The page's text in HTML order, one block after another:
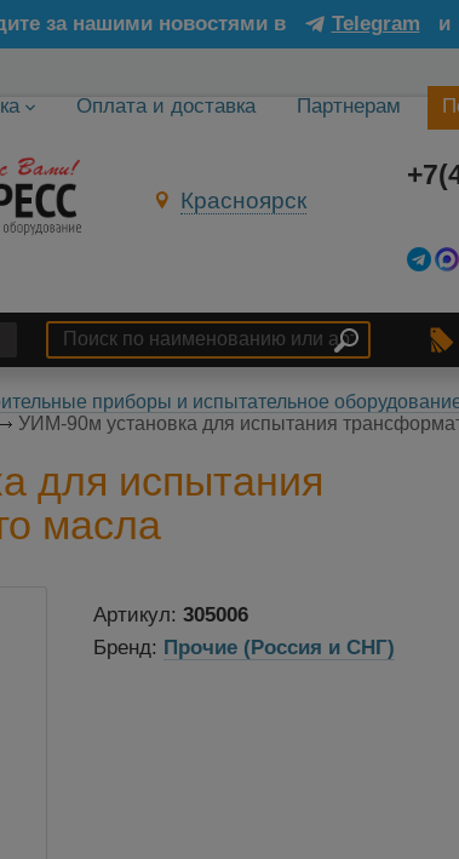
за нашими новостями в Telegram и
Оплата и доставка Партнерам
Красноярск
приборы и испытательное
УИМ-90м установка для испытания
для испытания
масла
Артикул: 305006
Бренд: Прочие (Россия и СНГ)